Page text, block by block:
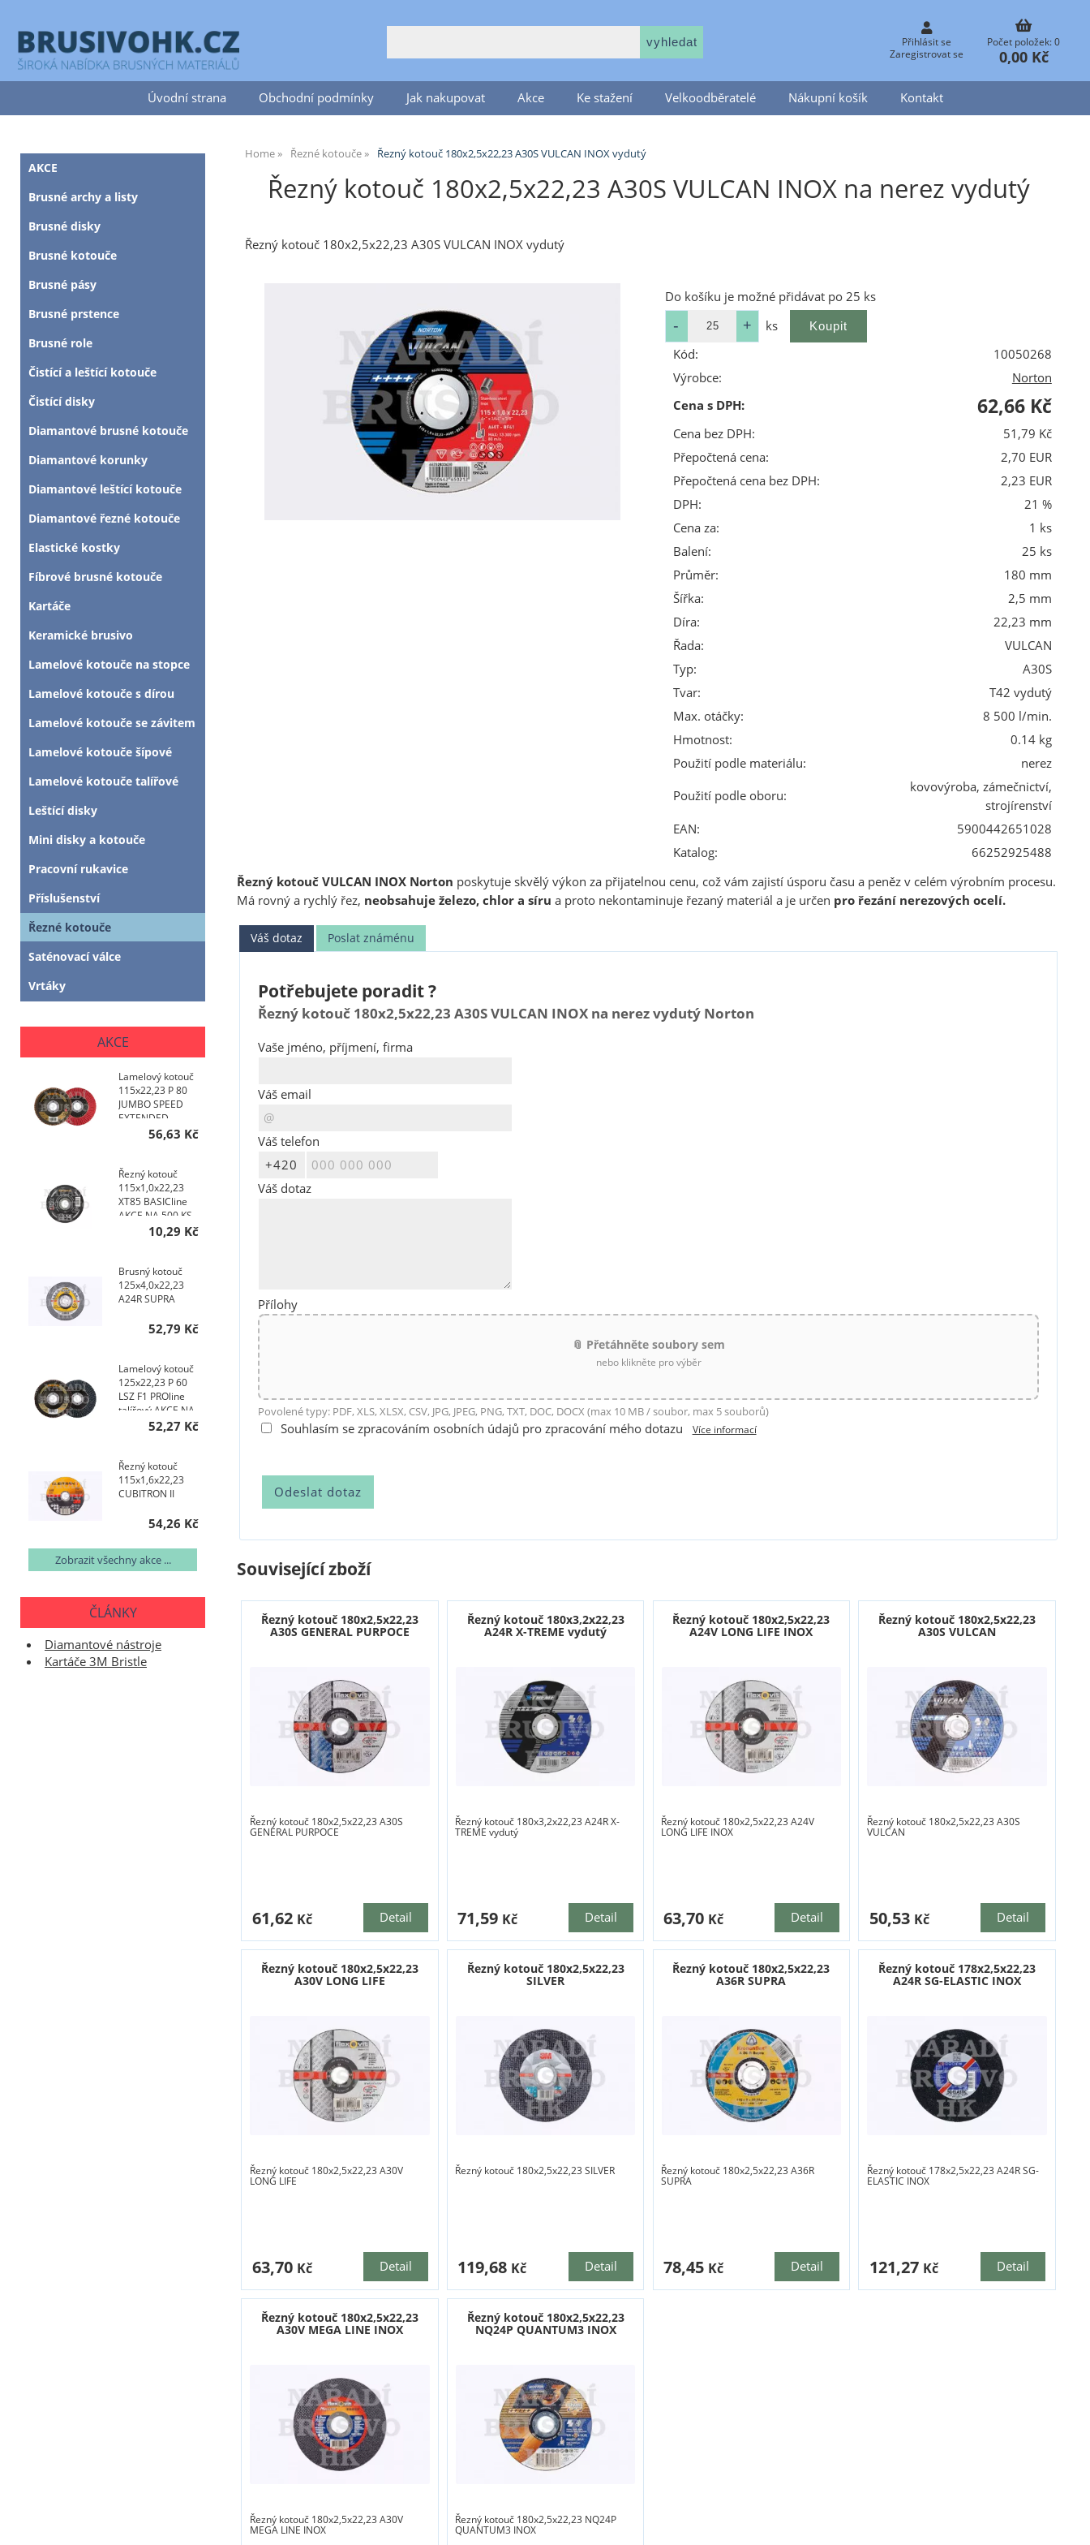
Přihlásit se
Zaregistrovat se
Počet položek: 0
0,00 Kč
Úvodní strana Obchodní podmínky Jak nakupovat Akce Ke stažení Velkoodběratelé Nákupní košík Kontakt
Home Řezné kotouče Řezný kotouč 180x2,5x22,23 A30S VULCAN INOX vydutý
Řezný kotouč 180x2,5x22,23 A30S VULCAN INOX na nerez vydutý
Řezný kotouč 180x2,5x22,23 A30S VULCAN INOX vydutý
Do košíku je možné přidávat po 25 ks
ks
Kód:
10050268
Výrobce:
Norton
Cena s DPH:
62,66 Kč
Cena bez DPH:
51,79 Kč
Přepočtená cena:
2,70 EUR
Přepočtená cena bez DPH:
2,23 EUR
DPH:
21 %
Cena za:
1 ks
Balení:
25 ks
Průměr:
180 mm
Šířka:
2,5 mm
Díra:
22,23 mm
Řada:
VULCAN
Typ:
A30S
Tvar:
T42 vydutý
Max. otáčky:
8 500 l/min.
Hmotnost:
0.14 kg
Použití podle materiálu:
nerez
Použití podle oboru:
kovovýroba, zámečnictví,
strojírenství
EAN:
5900442651028
Katalog:
66252925488
Řezný kotouč VULCAN INOX Norton poskytuje skvělý výkon za přijatelnou cenu, což vám zajistí úsporu času a peněz v celém výrobním procesu.
Má rovný a rychlý řez, neobsahuje železo, chlor a síru a proto nekontaminuje řezaný materiál a je určen pro řezání nerezových ocelí.
Váš dotaz Poslat známénu
Potřebujete poradit ?
Řezný kotouč 180x2,5x22,23 A30S VULCAN INOX na nerez vydutý Norton
Vaše jméno, příjmení, firma
Váš email
Váš telefon
Váš dotaz
Přílohy
📎 Přetáhněte soubory sem
nebo klikněte pro výběr
Povolené typy: PDF, XLS, XLSX, CSV, JPG, JPEG, PNG, TXT, DOC, DOCX (max 10 MB / soubor, max 5 souborů)
Souhlasím se zpracováním osobních údajů pro zpracování mého dotazu Více informací
Související zboží
Řezný kotouč 180x2,5x22,23
A30S GENERAL PURPOCE
Řezný kotouč 180x2,5x22,23 A30S
GENERAL PURPOCE
Detail
61,62 Kč
Řezný kotouč 180x3,2x22,23
A24R X-TREME vydutý
Řezný kotouč 180x3,2x22,23 A24R X-
TREME vydutý
Detail
71,59 Kč
Řezný kotouč 180x2,5x22,23
A24V LONG LIFE INOX
Řezný kotouč 180x2,5x22,23 A24V
LONG LIFE INOX
Detail
63,70 Kč
Řezný kotouč 180x2,5x22,23
A30S VULCAN
Řezný kotouč 180x2,5x22,23 A30S
VULCAN
Detail
50,53 Kč
Řezný kotouč 180x2,5x22,23
A30V LONG LIFE
Řezný kotouč 180x2,5x22,23 A30V
LONG LIFE
Detail
63,70 Kč
Řezný kotouč 180x2,5x22,23
SILVER
Řezný kotouč 180x2,5x22,23 SILVER
Detail
119,68 Kč
Řezný kotouč 180x2,5x22,23
A36R SUPRA
Řezný kotouč 180x2,5x22,23 A36R
SUPRA
Detail
78,45 Kč
Řezný kotouč 178x2,5x22,23
A24R SG-ELASTIC INOX
Řezný kotouč 178x2,5x22,23 A24R SG-
ELASTIC INOX
Detail
121,27 Kč
Řezný kotouč 180x2,5x22,23
A30V MEGA LINE INOX
Řezný kotouč 180x2,5x22,23 A30V
MEGA LINE INOX
Řezný kotouč 180x2,5x22,23
NQ24P QUANTUM3 INOX
Řezný kotouč 180x2,5x22,23 NQ24P
QUANTUM3 INOX
AKCE
Brusné archy a listy
Brusné disky
Brusné kotouče
Brusné pásy
Brusné prstence
Brusné role
Čistící a leštící kotouče
Čistící disky
Diamantové brusné kotouče
Diamantové korunky
Diamantové leštící kotouče
Diamantové řezné kotouče
Elastické kostky
Fíbrové brusné kotouče
Kartáče
Keramické brusivo
Lamelové kotouče na stopce
Lamelové kotouče s dírou
Lamelové kotouče se závitem
Lamelové kotouče šípové
Lamelové kotouče talířové
Leštící disky
Mini disky a kotouče
Pracovní rukavice
Příslušenství
Řezné kotouče
Saténovací válce
Vrtáky
AKCE
Lamelový kotouč
115x22,23 P 80
JUMBO SPEED
EXTENDED
TOPline talířový
56,63 Kč
Řezný kotouč
115x1,0x22,23
XT85 BASICline
AKCE NA 500 KS
10,29 Kč
Brusný kotouč
125x4,0x22,23
A24R SUPRA
52,79 Kč
Lamelový kotouč
125x22,23 P 60
LSZ F1 PROline
talířový AKCE NA
52,27 Kč
Řezný kotouč
115x1,6x22,23
CUBITRON II
54,26 Kč
Zobrazit všechny akce ...
ČLÁNKY
Diamantové nástroje
Kartáče 3M Bristle